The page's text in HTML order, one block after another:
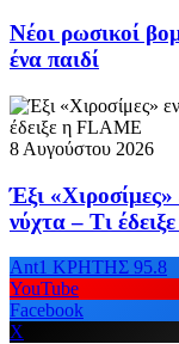
Νέοι ρωσικοί
ένα παιδί
8 Αυγούστου 2026
Έξι
νύχτα – Τι
Ant1 ΚΡΗΤΗΣ 95.8
YouTube
Facebook
X